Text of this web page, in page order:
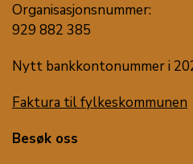
Organisasjonsnummer:
929 882 385
Nytt bankkontonummer i
Faktura til fylkeskommunen
Besøk oss